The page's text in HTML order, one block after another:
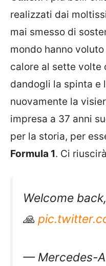
realizzati dai
mai smesso di
mondo hanno
calore al sette volte
dandogli la spinta e
nuovamente la
impresa a 37 anni
per la storia, per
Formula 1. Ci
Welcome back,
🙏
— Mercedes-